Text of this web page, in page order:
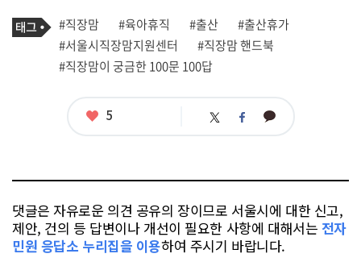
기
사
관
련
태
태
그
#직장맘 #육아휴직 #출산
#출산휴가
#서울시직장맘지원센터
#직장맘 핸드북
#직장맘이 궁금한 100문 100답
좋
5 트 페 카
댓글은 자유로운 의견 공유의 장이므로 서울시에 대한 신고,
제안, 건의 등 답변이나 개선이 필요한 사항에 대해서는 전자
민원 응답소 누리집을 이용하여 주시기 바랍니다.